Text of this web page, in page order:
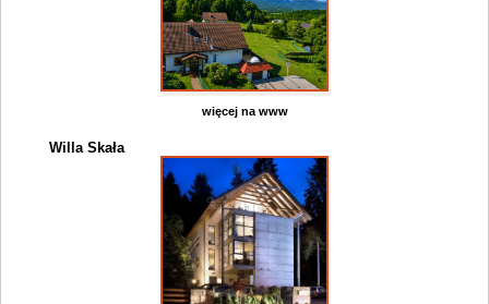
więcej na www
Willa Skała